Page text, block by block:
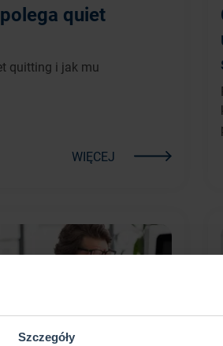
Szczegóły
quiet
quitting i jak mu
WIĘCEJ